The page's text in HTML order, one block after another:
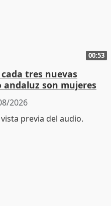
00:53
tres nuevas
son mujeres
2026